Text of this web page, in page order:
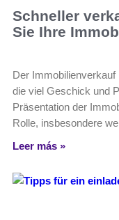
Schneller
Sie Ihre
Der Immobilienverkauf
die viel Geschick und
Präsentation der
Rolle, insbesondere
Leer más »